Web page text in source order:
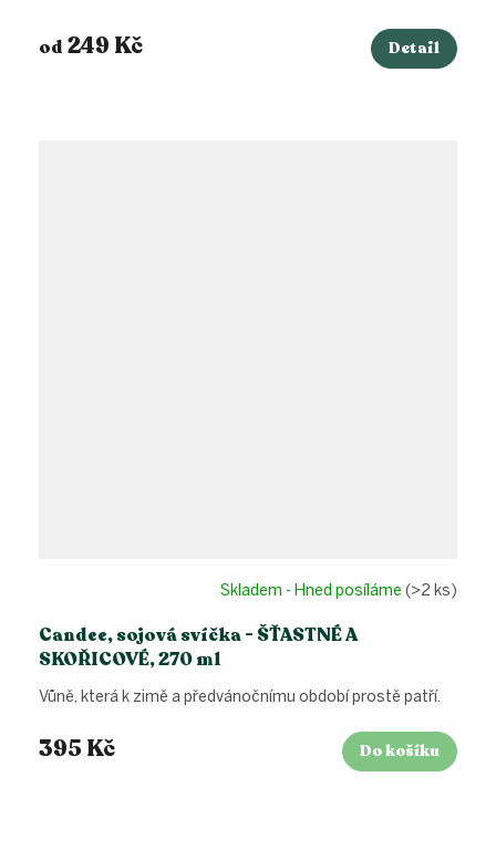
od 249 Kč Detail
Candee, sojová svíčka - ŠŤASTNÉ A
SKOŘICOVÉ, 270 ml
Skladem - Hned posíláme (>2 ks)
395 Kč Do košíku
Vůně, která k zimě a předvánočnímu období prostě patří.